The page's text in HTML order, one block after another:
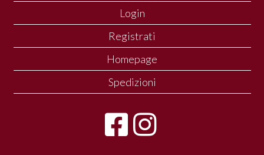
Login
Registrati
Homepage
Spedizioni